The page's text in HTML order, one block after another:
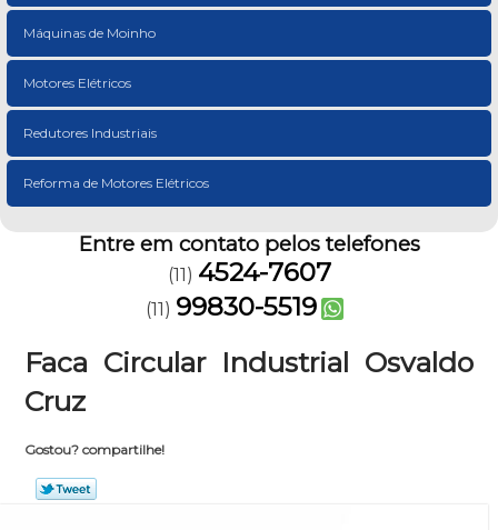
Máquinas de Moinho
Motores Elétricos
Redutores Industriais
Reforma de Motores Elétricos
Entre em contato pelos telefones
(11) 4524-7607
(11) 99830-5519
Faca Circular Industrial Osvaldo
Cruz
Gostou? compartilhe!